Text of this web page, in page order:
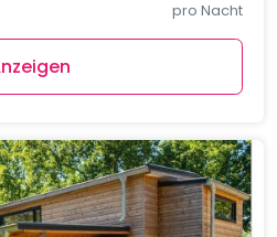
pro Nacht